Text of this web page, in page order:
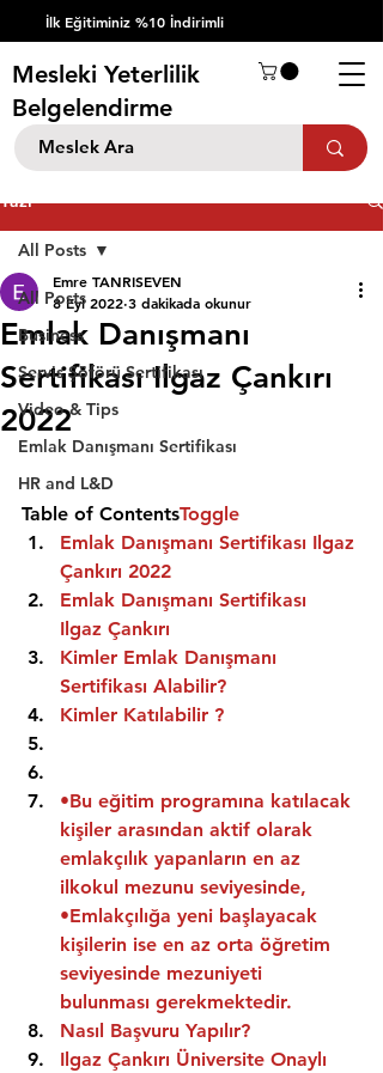
İlk Eğitiminiz %10 İndirimli
Mesleki Yeterlilik
Belgelendirme
Yazı
All Posts
Business
Servis Şöförü Sertifikası
Video & Tips
Emlak Danışmanı Sertifikası
HR and L&D
All Posts
Emlak Danışmanı
Sertifikası Ilgaz Çankırı
2022
Emre TANRISEVEN
8 Eyl 2022 3 dakikada okunur
Table of ContentsToggle
Emlak Danışmanı Sertifikası Ilgaz
Çankırı 2022
Emlak Danışmanı Sertifikası
Ilgaz Çankırı
Kimler Emlak Danışmanı
Sertifikası Alabilir?
Kimler Katılabilir ?
•Bu eğitim programına katılacak
kişiler arasından aktif olarak
emlakçılık yapanların en az
ilkokul mezunu seviyesinde,
•Emlakçılığa yeni başlayacak
kişilerin ise en az orta öğretim
seviyesinde mezuniyeti
bulunması gerekmektedir.
Nasıl Başvuru Yapılır?
Ilgaz Çankırı Üniversite Onaylı